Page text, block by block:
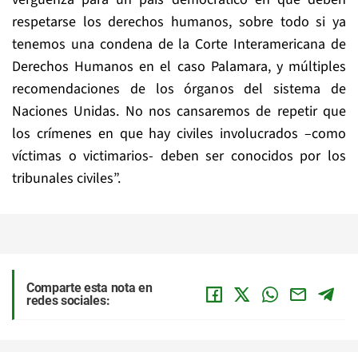
respetarse los derechos humanos, sobre todo si ya
tenemos una condena de la Corte Interamericana de
Derechos Humanos en el caso Palamara, y múltiples
recomendaciones de los órganos del sistema de
Naciones Unidas. No nos cansaremos de repetir que
los crímenes en que hay civiles involucrados –como
víctimas o victimarios- deben ser conocidos por los
tribunales civiles”.
Comparte esta nota en
redes sociales: